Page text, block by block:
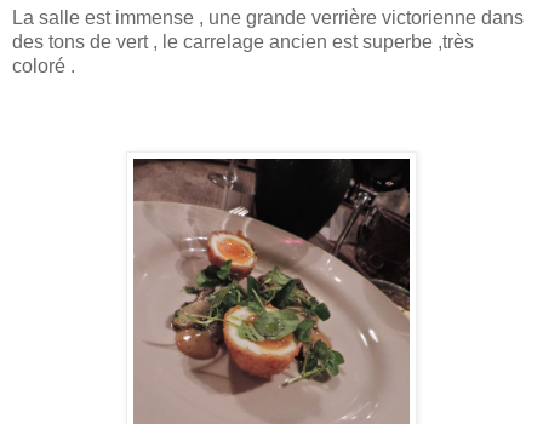
La salle est immense , une grande verrière victorienne dans
des tons de vert , le carrelage ancien est superbe ,très
coloré .